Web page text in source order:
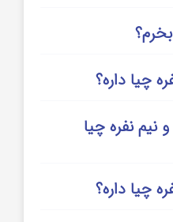
چیا داره؟
نفره چیا
چیا داره؟